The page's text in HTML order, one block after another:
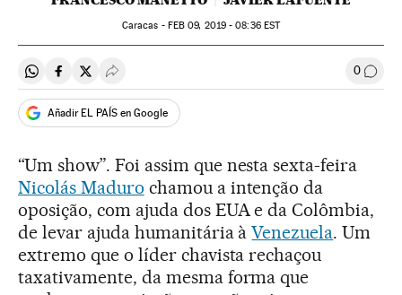
Caracas - FEB 09, 2019 - 08:36EST
Compartir en Whatsapp
Compartir en Facebook
Compartir en Twitter
Desplegar Redes Sociales 0
Añadir EL PAÍS en Google
“Um show”. Foi assim que nesta sexta-feira
Nicolás Maduro chamou a intenção da
oposição, com ajuda dos EUA e da Colômbia,
de levar ajuda humanitária àVenezuela. Um
extremo que o líder chavista rechaçou
taxativamente, da mesma forma que